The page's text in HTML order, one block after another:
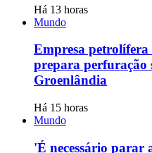
Há 13 horas
Mundo
Empresa
prepara perfuração
Groenlândia
Há 15 horas
Mundo
'É necessário parar